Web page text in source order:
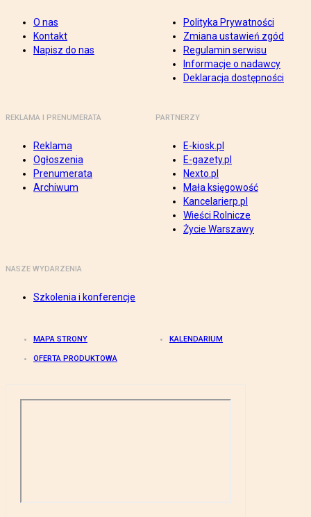
O nas
Kontakt
Napisz do nas
Polityka Prywatności
Zmiana ustawień zgód
Regulamin serwisu
Informacje o nadawcy
Deklaracja dostępności
REKLAMA I PRENUMERATA
Reklama
Ogłoszenia
Prenumerata
Archiwum
PARTNERZY
E-kiosk.pl
E-gazety.pl
Nexto.pl
Mała księgowość
Kancelarierp.pl
Wieści Rolnicze
Życie Warszawy
NASZE WYDARZENIA
Szkolenia i konferencje
MAPA STRONY KALENDARIUM
OFERTA PRODUKTOWA